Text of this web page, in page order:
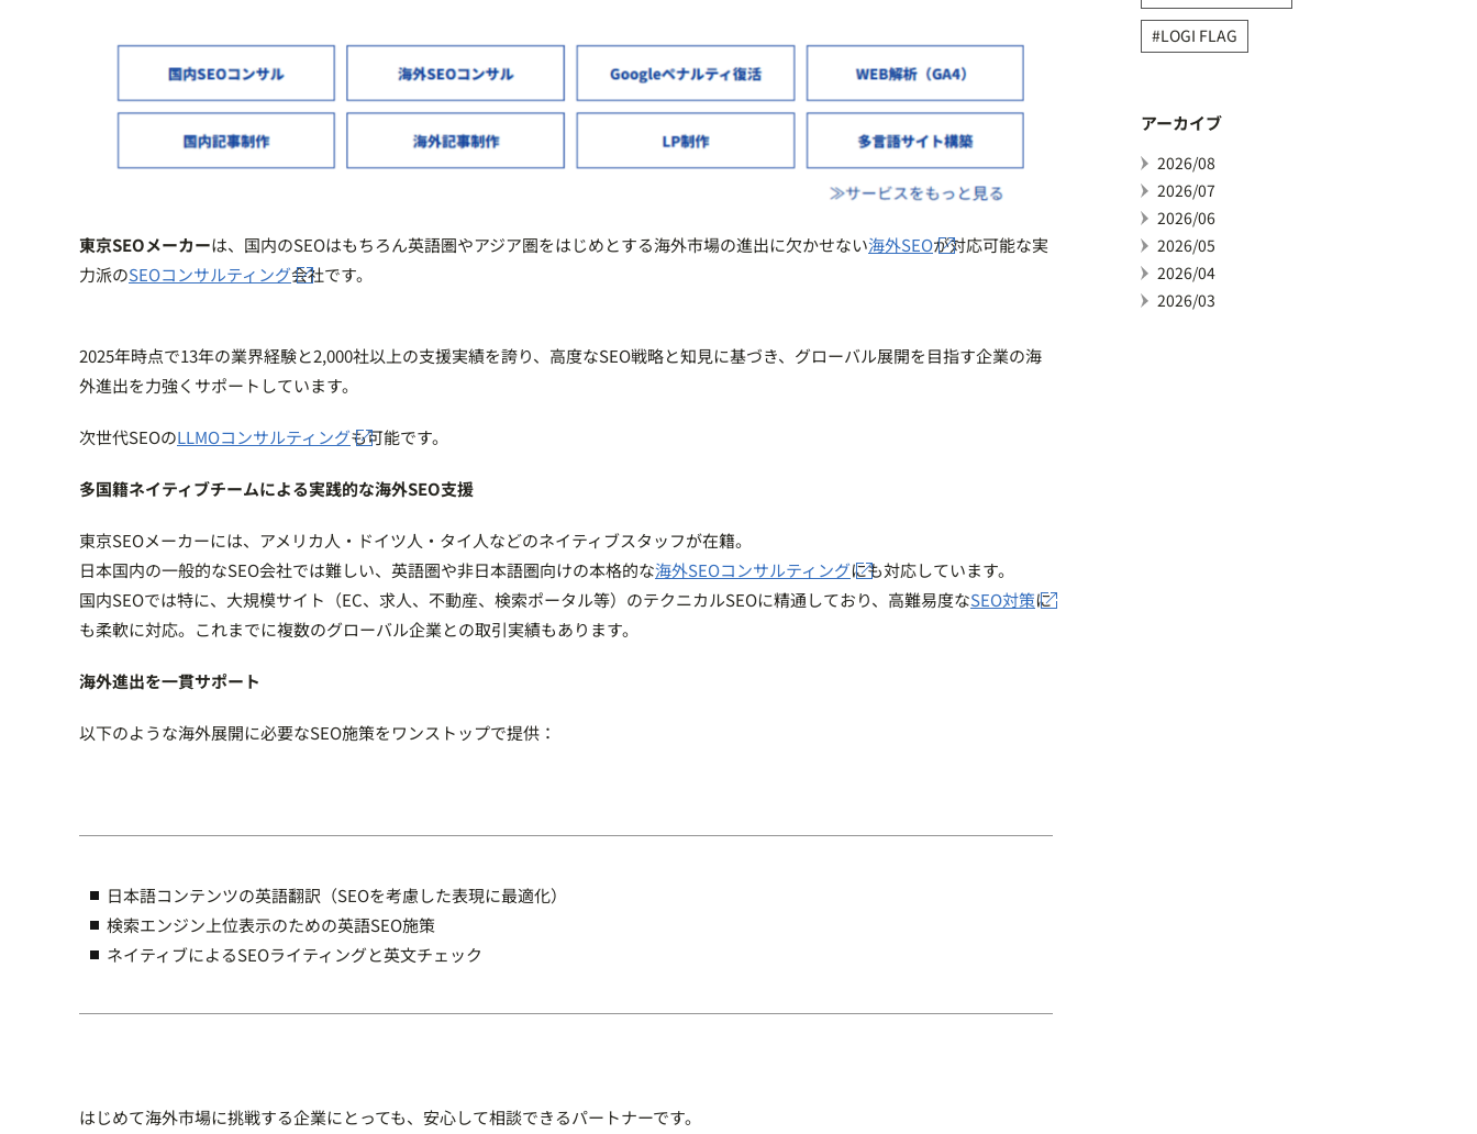
東京SEOメーカーは、国内のSEOはもちろん英語圏やアジア圏をはじめとする海外市場の進出に欠かせない海外SEOが対応可能な実
力派のSEOコンサルティング会社です。
2025年時点で13年の業界経験と2,000社以上の支援実績を誇り、高度なSEO戦略と知見に基づき、グローバル展開を目指す企業の海
外進出を力強くサポートしています。
次世代SEOのLLMOコンサルティングも可能です。
多国籍ネイティブチームによる実践的な海外SEO支援
東京SEOメーカーには、アメリカ人・ドイツ人・タイ人などのネイティブスタッフが在籍。
日本国内の一般的なSEO会社では難しい、英語圏や非日本語圏向けの本格的な海外SEOコンサルティングにも対応しています。
国内SEOでは特に、大規模サイト（EC、求人、不動産、検索ポータル等）のテクニカルSEOに精通しており、高難易度なSEO対策に
も柔軟に対応。これまでに複数のグローバル企業との取引実績もあります。
海外進出を一貫サポート
以下のような海外展開に必要なSEO施策をワンストップで提供：
日本語コンテンツの英語翻訳（SEOを考慮した表現に最適化）
検索エンジン上位表示のための英語SEO施策
ネイティブによるSEOライティングと英文チェック
はじめて海外市場に挑戦する企業にとっても、安心して相談できるパートナーです。
LOGI FLAG
アーカイブ
2026/08
2026/07
2026/06
2026/05
2026/04
2026/03